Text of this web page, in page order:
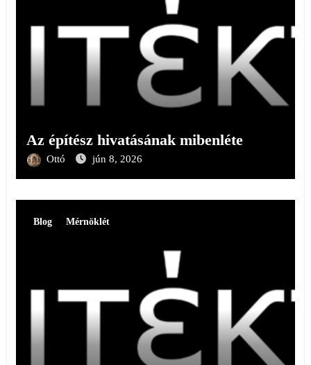
Az építész hivatásának mibenléte
Ottó jún 8, 2026
Blog Mérnöklét